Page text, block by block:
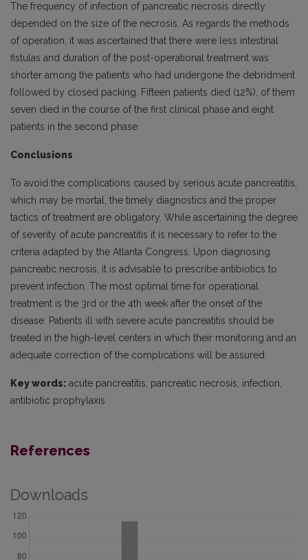
The frequency of infection of pancreatic necrosis directly
depended on the size of the necrosis. As regards the methods
of operation, it was ascertained that there were less intestinal
fistulas and duration of the post-operational treatment was
shorter among the patients who had undergone the debridment
followed by closed packing. Fifteen patients died (12%), of them
seven died in the course of the first clinical phase and eight
patients in the second phase.
Conclusions
To avoid the complications caused by serious acute pancreatitis,
which may be mortal, the timely diagnostics and the proper
tactics of treatment are obligatory. While ascertaining the degree
of severity of acute pancreatitis it is necessary to refer to the
criteria adapted by the Atlanta Congress. Upon diagnosing
pancreatic necrosis, it is advisable to prescribe antibiotics to
prevent infection. The most optimal time for operational
treatment is the 3rd or the 4th week after the onset of the
disease. Patients ill with severe acute pancreatitis should be
treated in the high-level centers in which their monitoring and an
adequate correction of the complications will be assured.
Key words: acute pancreatitis, pancreatic necrosis, infection,
antibiotic prophylaxis
References
Downloads